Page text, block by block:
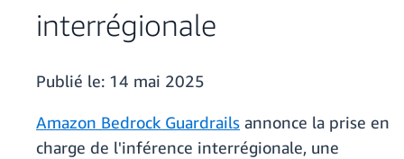
interrégionale
Publié le: 14 mai 2025
Amazon Bedrock Guardrails annonce la prise en
charge de l'inférence interrégionale, une